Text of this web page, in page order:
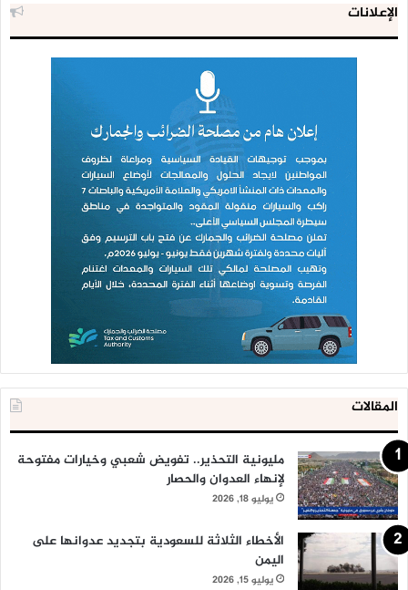
الإعلانات
المقالات
مليونية التحذير.. تفويض شعبي وخيارات مفتوحة
لإنهاء العدوان والحصار
يوليو 18, 2026
الأخطاء الثلاثة للسعودية بتجديد عدوانها على
اليمن
يوليو 15, 2026